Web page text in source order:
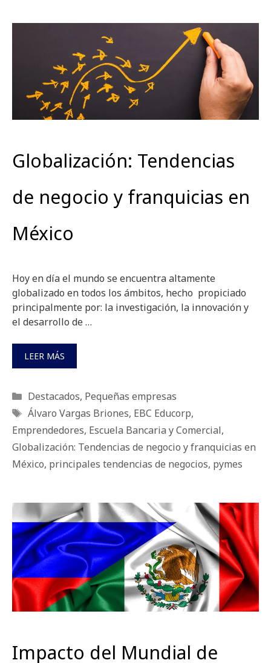
Globalización: Tendencias
de negocio y franquicias en
México
Hoy en día el mundo se encuentra altamente
globalizado en todos los ámbitos, hecho propiciado
principalmente por: la investigación, la innovación y
el desarrollo de …
LEER MÁS
Categorías
Destacados, Pequeñas empresas
Etiquetas
Álvaro Vargas Briones, EBC Educorp,
Emprendedores, Escuela Bancaria y Comercial,
Globalización: Tendencias de negocio y franquicias en
México, principales tendencias de negocios, pymes
Impacto del Mundial de